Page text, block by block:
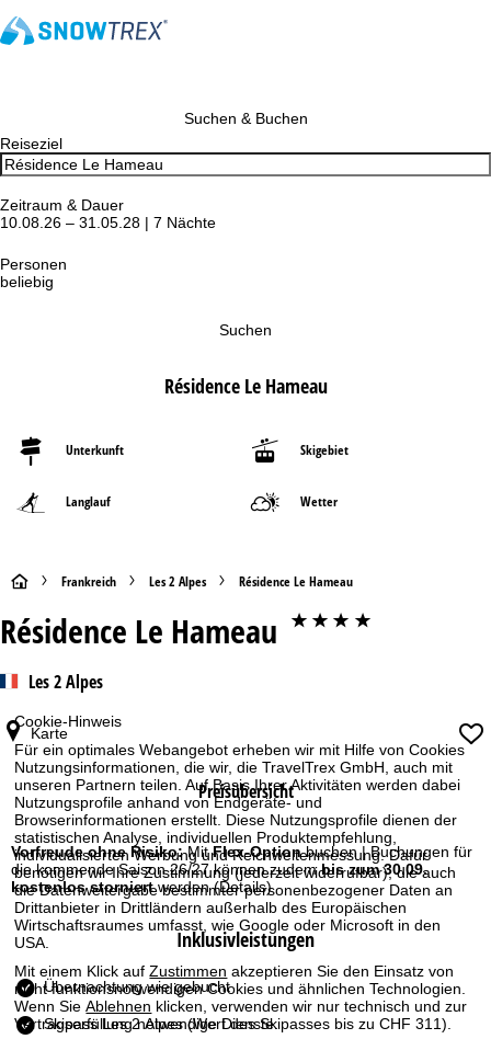
Cookie-Hinweis
Für ein optimales Webangebot erheben wir mit Hilfe von Cookies
Nutzungsinformationen, die wir, die TravelTrex GmbH, auch mit
unseren Partnern teilen. Auf Basis Ihrer Aktivitäten werden dabei
Nutzungsprofile anhand von Endgeräte- und
Browserinformationen erstellt. Diese Nutzungsprofile dienen der
statistischen Analyse, individuellen Produktempfehlung,
individualisierten Werbung und Reichweitenmessung. Dafür
benötigen wir Ihre Zustimmung (jederzeit widerrufbar), die auch
die Datenweitergabe bestimmter personenbezogener Daten an
Drittanbieter in Drittländern außerhalb des Europäischen
Wirtschaftsraumes umfasst, wie Google oder Microsoft in den
USA.
Mit einem Klick aufZustimmen akzeptieren Sie den Einsatz von
nicht funktionsnotwendigen Cookies und ähnlichen Technologien.
Wenn SieAblehnen klicken, verwenden wir nur technisch und zur
Vertragserfüllung notwendige Dienste.
Suchen & Buchen
Reiseziel
Zeitraum & Dauer
10.08.26 – 31.05.28 | 7 Nächte
Personen
beliebig
Suchen
Résidence Le Hameau
Unterkunft Skigebiet
Langlauf Wetter
S
t
r
t
s
e
i
t
e
Frankreich Les 2 Alpes Résidence Le Hameau
Résidence Le Hameau ****
Les 2 Alpes
Karte
Preisübersicht
Vorfreude ohne Risiko:MitFlex-Optionbuchen | Buchungen für
die kommende Saison 26/27 können zudembis zum 30.09.
kostenlos storniertwerden(Details)
Inklusivleistungen
Übernachtung wie gebucht
Skipass Les 2 Alpes(Wert des Skipasses bis zu CHF 311).